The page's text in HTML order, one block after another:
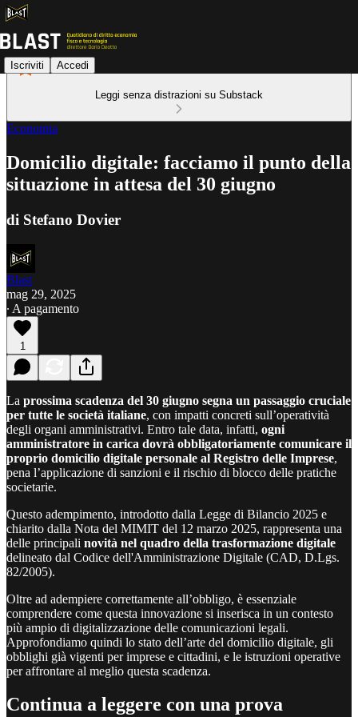
Iscriviti Accedi
Leggi senza distrazioni su Substack
Economia
Domicilio digitale: facciamo il punto della
situazione in attesa del 30 giugno
di Stefano Dovier
Blast
mag 29, 2025
∙ A pagamento
1
La prossima scadenza del 30 giugno segna un passaggio cruciale
per tutte le società italiane, con impatti concreti sull’operatività
degli organi amministrativi. Entro tale data, infatti, ogni
amministratore in carica dovrà obbligatoriamente comunicare il
proprio domicilio digitale personale al Registro delle Imprese,
pena l’applicazione di sanzioni e il rischio di blocco delle pratiche
societarie.
Questo adempimento, introdotto dalla Legge di Bilancio 2025 e
chiarito dalla Nota del MIMIT del 12 marzo 2025, rappresenta una
delle principali novità nel quadro della trasformazione digitale
delineato dal Codice dell'Amministrazione Digitale (CAD, D.Lgs.
82/2005).
Oltre ad adempiere correttamente all’obbligo, è essenziale
comprendere come questa innovazione si inserisca in un contesto
più ampio di digitalizzazione delle comunicazioni legali.
Approfondiamo quindi lo stato dell’arte del domicilio digitale, gli
obblighi già vigenti per imprese e cittadini, e le istruzioni operative
per affrontare al meglio questa scadenza.
Continua a leggere con una prova